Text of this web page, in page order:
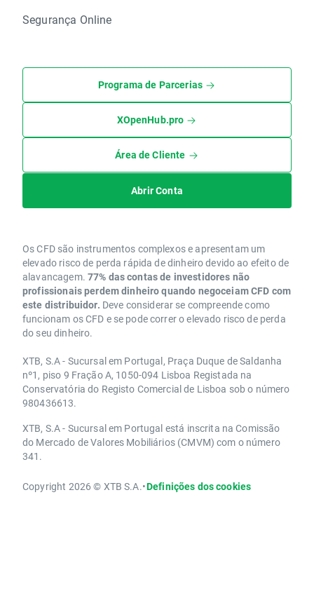
Segurança Online
Programa de Parcerias
XOpenHub.pro
Área de Cliente
Abrir Conta
Os CFD são instrumentos complexos e apresentam um
elevado risco de perda rápida de dinheiro devido ao efeito de
alavancagem. 77% das contas de investidores não
profissionais perdem dinheiro quando negoceiam CFD com
este distribuidor. Deve considerar se compreende como
funcionam os CFD e se pode correr o elevado risco de perda
do seu dinheiro.
XTB, S.A - Sucursal em Portugal, Praça Duque de Saldanha
nº1, piso 9 Fração A, 1050-094 Lisboa Registada na
Conservatória do Registo Comercial de Lisboa sob o número
980436613.
XTB, S.A - Sucursal em Portugal está inscrita na Comissão
do Mercado de Valores Mobiliários (CMVM) com o número
341.
Copyright 2026 © XTB S.A.•Definições dos cookies